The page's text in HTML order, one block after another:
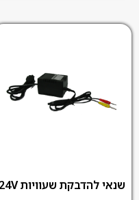
שנאי להדבקת שעוויות 24V